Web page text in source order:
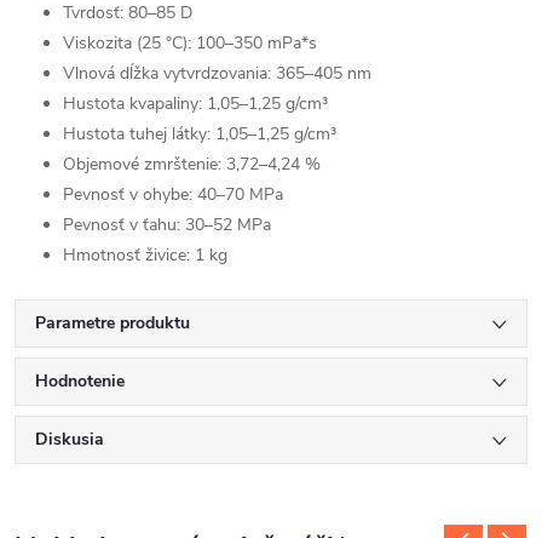
Tvrdosť: 80–85 D
Viskozita (25 °C): 100–350 mPa*s
Vlnová dĺžka vytvrdzovania: 365–405 nm
Hustota kvapaliny: 1,05–1,25 g/cm³
Hustota tuhej látky: 1,05–1,25 g/cm³
Objemové zmrštenie: 3,72–4,24 %
Pevnosť v ohybe: 40–70 MPa
Pevnosť v ťahu: 30–52 MPa
Hmotnosť živice: 1 kg
Parametre produktu
Hodnotenie
Diskusia